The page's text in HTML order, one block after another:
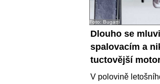
Foto: Bugatti
Dlouho se
spalovacím a
tuctovější
V polovině